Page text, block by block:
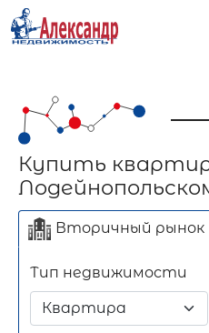
Купить
Вторичный рынок
Тип недвижимости
Длительный срок
Отдельно стоящее
здание